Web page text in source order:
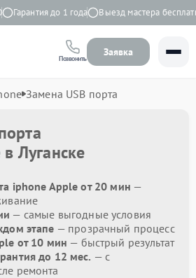
Гарантия до 1 года Выезд мастера бесплатно
Позвонить
Заявка
Замена USB порта
в Луганске
iphone Apple от 20 мин —
— самые выгодные условия
этапе — прозрачный процесс
от 10 мин — быстрый результат
до 12 мес. — с
ремонта